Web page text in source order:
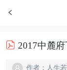
2017中麓